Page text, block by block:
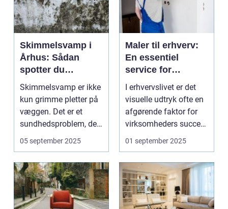
Skimmelsvamp i
Århus: Sådan
spotter du
problemet
Skimmelsvamp er ikke
kun grimme pletter på
væggen. Det er et
sundhedsproblem, der
05 september 2025
Maler til erhverv:
En essentiel
service for
virksomheder
I erhvervslivet er det
visuelle udtryk ofte en
afgørende faktor for
virksomheders succes.
01 september 2025